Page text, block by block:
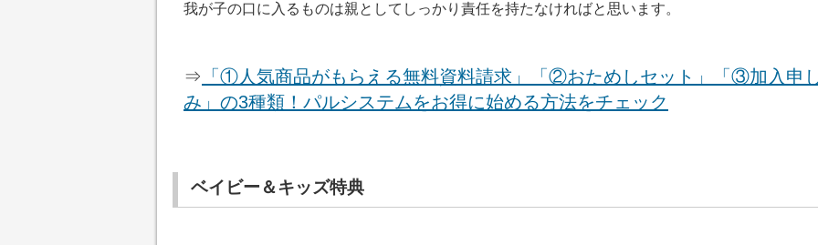
我が子の口に入るものは親としてしっかり責任を持たなければと思います。
⇒ 「①人気商品がもらえる無料資料請求」「②おためしセット」「③加入申
み」の3種類！パルシステムをお得に始める方法をチェック
ベイビー＆キッズ特典